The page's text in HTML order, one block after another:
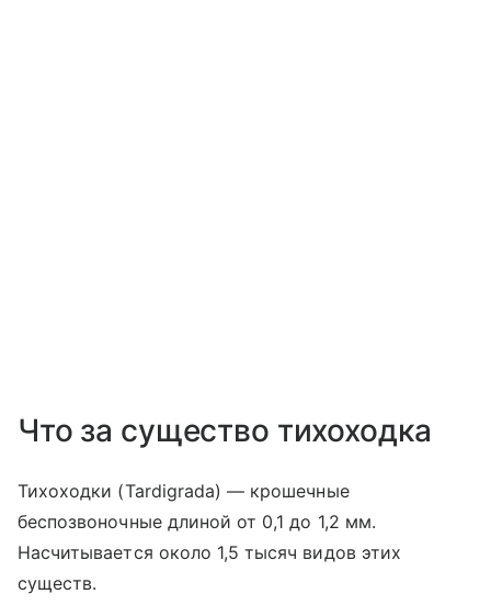
Что за существо тихоходка
Тихоходки (Tardigrada) — крошечные
беспозвоночные длиной от 0,1 до 1,2 мм.
Насчитывается около 1,5 тысяч видов этих
существ.